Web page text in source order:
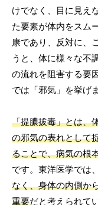
けでなく、目に見え
た要素が体内をスム
康であり、反対に、
うと、体に様々な不
の流れを阻害する要
では「邪気」を挙げ
「提膿拔毒」とは、
の邪気の表れとして
ることで、病気の根
です。東洋医学では
なく、身体の内側か
重要だと考えられて